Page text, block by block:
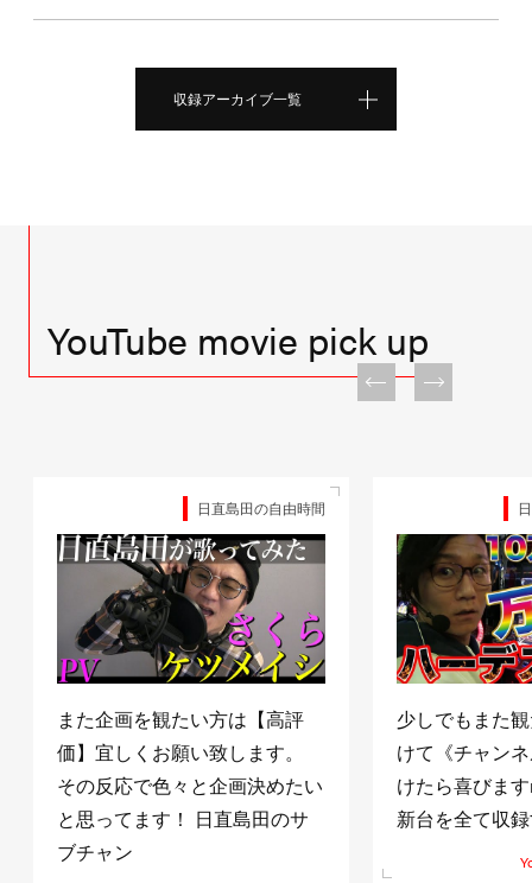
収録アーカイブ一覧
YouTube movie pick up
日直島田の自由時間
また企画を観たい方は【高評
価】宜しくお願い致します。
その反応で色々と企画決めたい
と思ってます！ 日直島田のサ
ブチャン
少しでもまた
けて《チャン
けたら喜びま
新台を全て収